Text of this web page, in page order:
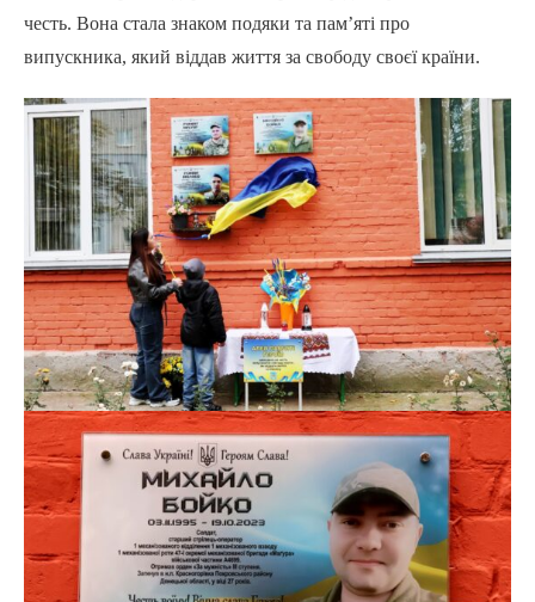
честь. Вона стала знаком подяки та пам’яті про
випускника, який віддав життя за свободу своєї країни.